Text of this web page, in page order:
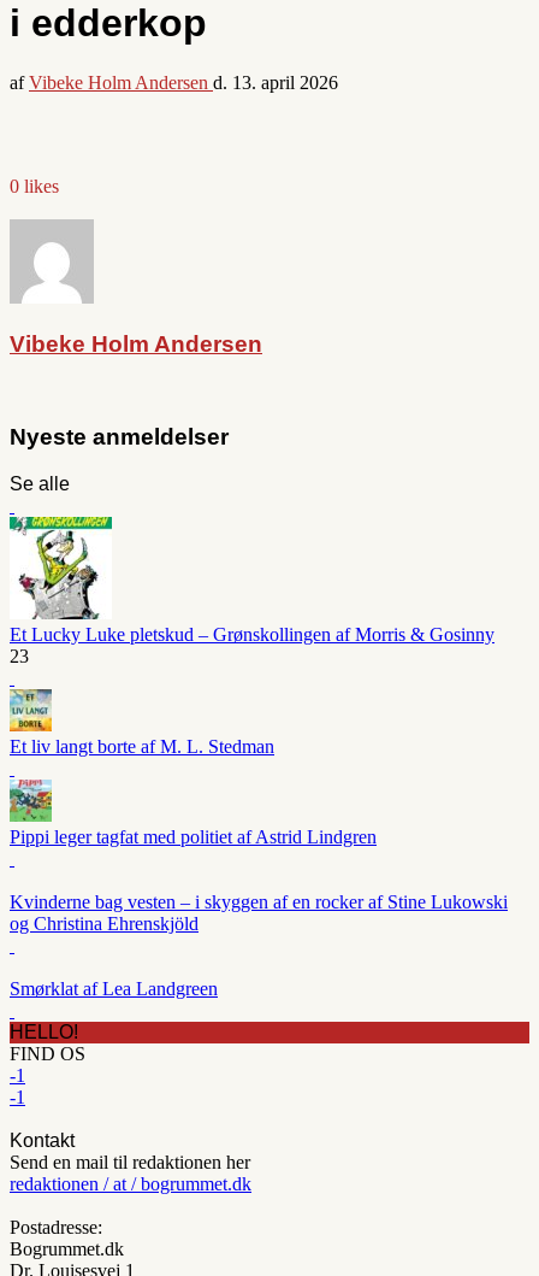
i edderkop
afVibeke Holm Andersen d. 13. april 2026
0 likes
Vibeke Holm Andersen
Nyeste anmeldelser
Se alle
Et Lucky Luke pletskud – Grønskollingen af Morris & Gosinny
23
Et liv langt borte af M. L. Stedman
Pippi leger tagfat med politiet af Astrid Lindgren
Kvinderne bag vesten – i skyggen af en rocker af Stine Lukowski
og Christina Ehrenskjöld
Smørklat af Lea Landgreen
HELLO!
FIND OS
-1
-1
Kontakt
Send en mail til redaktionen her
redaktionen / at / bogrummet.dk
Postadresse:
Bogrummet.dk
Dr. Louisesvej 1